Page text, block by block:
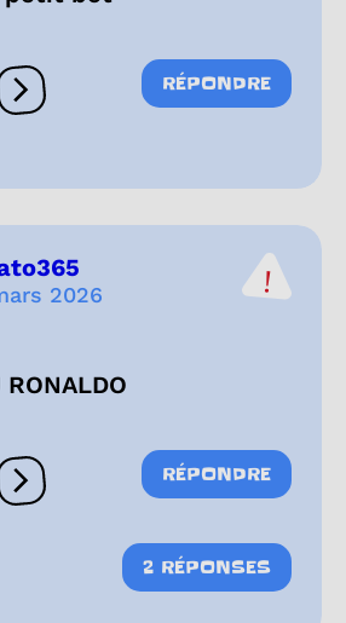
Ouvrir les réactions
RÉPONDRE
2026
RONALDO
Ouvrir les réactions
RÉPONDRE
2 RÉPONSES